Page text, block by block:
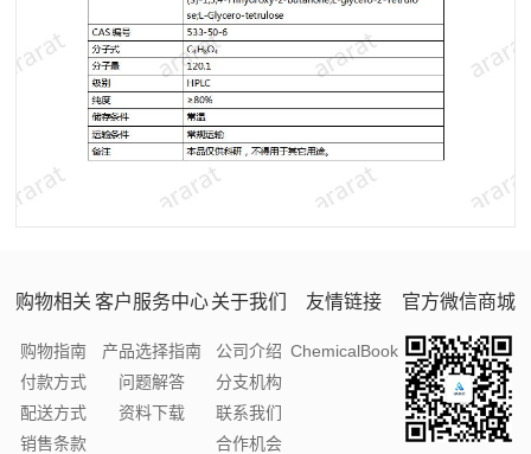
购物相关
购物指南
付款方式
配送方式
销售条款
客户服务中心
产品选择指南
问题解答
资料下载
关于我们
公司介绍
分支机构
联系我们
合作机会
友情链接
ChemicalBook
官方微信商城